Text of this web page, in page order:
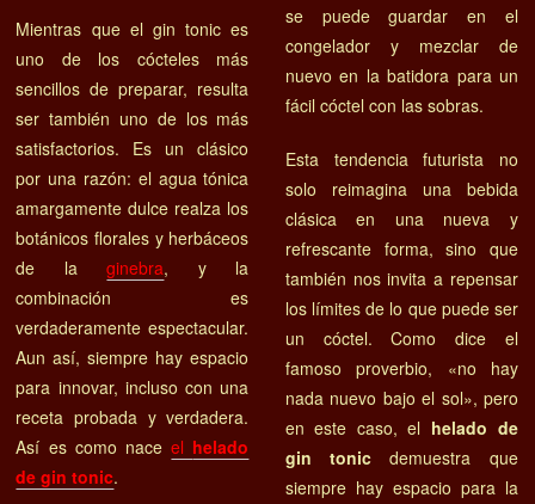
Mientras que el gin tonic es
uno de los cócteles más
sencillos de preparar, resulta
ser también uno de los más
satisfactorios. Es un clásico
por una razón: el agua tónica
amargamente dulce realza los
botánicos florales y herbáceos
de laginebra, y la
combinación es
verdaderamente espectacular.
Aun así, siempre hay espacio
para innovar, incluso con una
receta probada y verdadera.
Así es como naceel helado
de gin tonic.
se puede guardar en el
congelador y mezclar de
nuevo en la batidora para un
fácil cóctel con las sobras.
Esta tendencia futurista no
solo reimagina una bebida
clásica en una nueva y
refrescante forma, sino que
también nos invita a repensar
los límites de lo que puede ser
un cóctel. Como dice el
famoso proverbio, «no hay
nada nuevo bajo el sol», pero
en este caso, el helado de
gin tonicdemuestra que
siempre hay espacio para la